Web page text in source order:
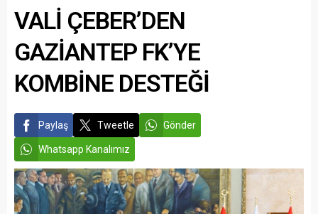
VALİ ÇEBER’DEN
GAZİANTEP FK’YE
KOMBİNE DESTEĞİ
Paylaş Tweetle Gönder
Whatsapp Kanalımız